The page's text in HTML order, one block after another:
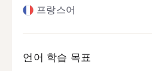
프랑스어
언어 학습 목표